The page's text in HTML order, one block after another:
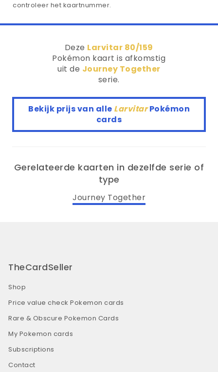
controleer het kaartnummer.
Deze Larvitar 80/159
Pokémon kaart is afkomstig
uit de Journey Together
serie.
Bekijk prijs van alle LarvitarPokémon
cards
Gerelateerde kaarten in dezelfde serie of
type
Journey Together
TheCardSeller
Shop
Price value check Pokemon cards
Rare & Obscure Pokemon Cards
My Pokemon cards
Subscriptions
Contact